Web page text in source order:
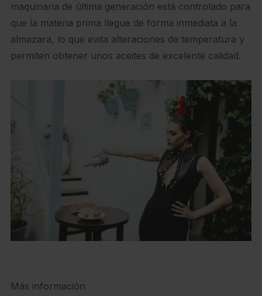
maquinaria de última generación está controlado para
que la materia prima llegue de forma inmediata a la
almazara, lo que evita alteraciones de temperatura y
permiten obtener unos aceites de excelente calidad.
Más información